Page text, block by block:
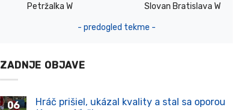
Petržalka W Slovan Bratislava W
- predogled tekme -
ZADNJE OBJAVE
06
Hráč prišiel, ukázal kvality a stal sa oporou